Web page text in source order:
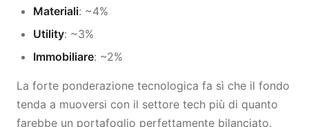
Materiali: ~4%
Utility: ~3%
Immobiliare: ~2%
La forte ponderazione tecnologica fa sì che il fondo
tenda a muoversi con il settore tech più di quanto
farebbe un portafoglio perfettamente bilanciato.